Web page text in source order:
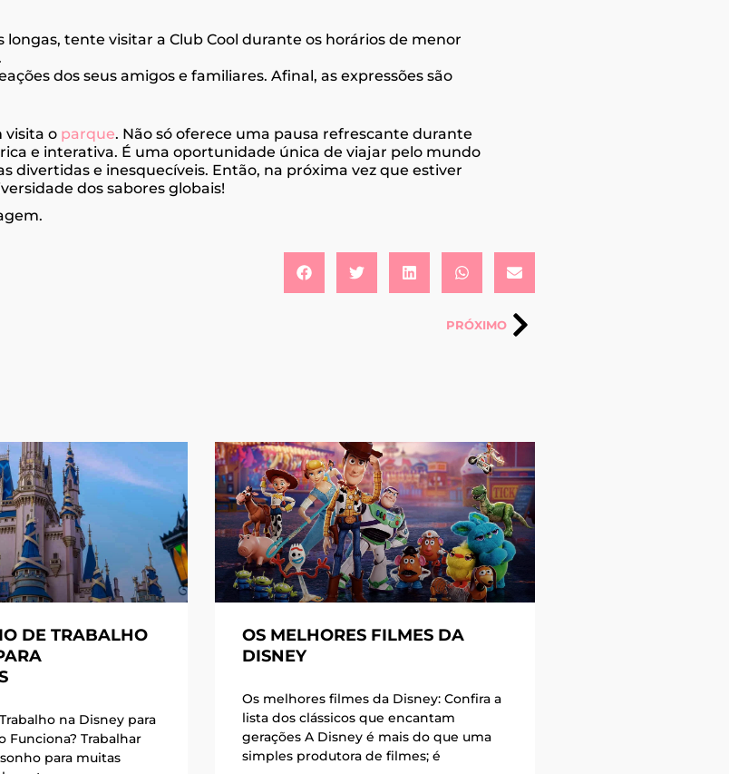
longas, tente visitar a Club Cool durante os horários de menor
dos seus amigos e familiares. Afinal, as expressões são
visita o parque. Não só oferece uma pausa refrescante durante
e interativa. É uma oportunidade única de viajar pelo mundo
divertidas e inesquecíveis. Então, na próxima vez que estiver
dos sabores globais!
PRÓXIMO
DE TRABALHO
na Disney para
Funciona? Trabalhar
para muitas
OS MELHORES FILMES DA
DISNEY
Os melhores filmes da Disney: Confira a
lista dos clássicos que encantam
gerações A Disney é mais do que uma
simples produtora de filmes; é